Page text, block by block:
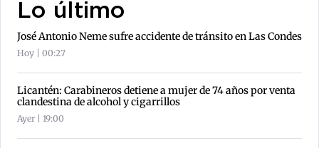
Lo último
José Antonio Neme sufre accidente de tránsito en Las Condes
Hoy | 00:27
Licantén: Carabineros detiene a mujer de 74 años por venta
clandestina de alcohol y cigarrillos
Ayer | 19:00